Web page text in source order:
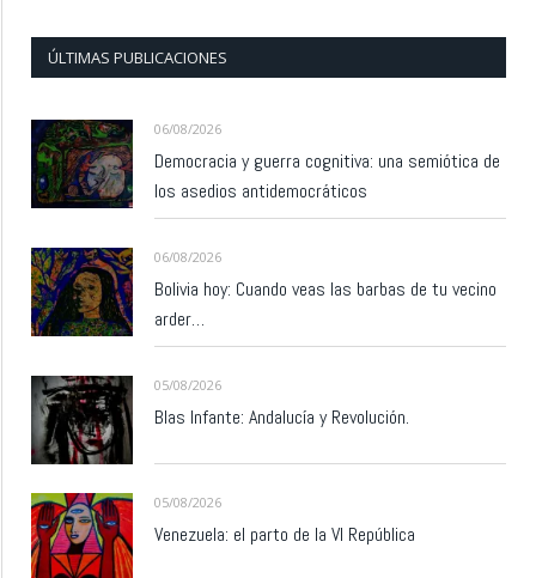
ÚLTIMAS PUBLICACIONES
06/08/2026
Democracia y guerra cognitiva: una semiótica de
los asedios antidemocráticos
06/08/2026
Bolivia hoy: Cuando veas las barbas de tu vecino
arder…
05/08/2026
Blas Infante: Andalucía y Revolución.
05/08/2026
Venezuela: el parto de la VI República